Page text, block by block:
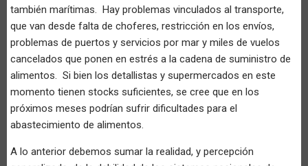
también marítimas. Hay problemas vinculados al transporte,
que van desde falta de choferes, restricción en los envíos,
problemas de puertos y servicios por mar y miles de vuelos
cancelados que ponen en estrés a la cadena de suministro de
alimentos. Si bien los detallistas y supermercados en este
momento tienen stocks suficientes, se cree que en los
próximos meses podrían sufrir dificultades para el
abastecimiento de alimentos.
A lo anterior debemos sumar la realidad, y percepción